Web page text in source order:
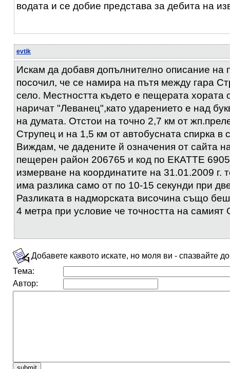
водата и се добие представа за дебита на
evtik
Искам да добавя допълнително описание
посочил, че се намира на пътя между гара
село. Местността където е пещерата хората
наричат "Леванец",като ударението е над
на думата. Отстои на точно 2,7 км от
Струпец и на 1,5 км от автобусната спирка в
Виждам, че дадените й означения от сайта
пещерен район 206765 и код по ЕКАТТЕ
измерване на координатите на 31.01.2009 г.
има разлика само от по 10-15 секунди при
Разликата в надморската височина също
4 метра при условие че точността на
Добавете каквото искате, но моля ви - спазвайте
Тема:
Автор: